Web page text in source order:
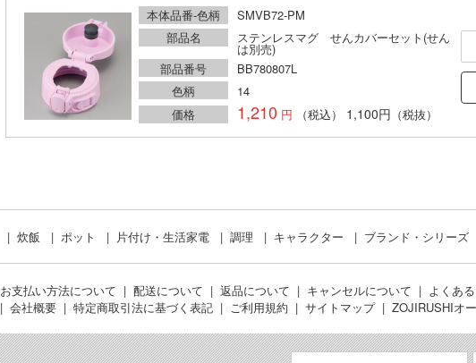
本体品番-色柄
SMVB72-PM
部品名
ステンレスマグ せんカバーセット(せん
は別売)
部品番号
BB780807L
色柄
14
価格
1,210 （税込） 1,100円 （税抜）
炊飯 ポット 片付け・生活家電 調理 キャラクター ブランド・シリーズ
お支払い方法について 配送について 返品について キャンセルについて
よくあ
会社概要 特定商取引法に基づく表記 ご利用規約 サイトマップ ZOJIRUSHIオ